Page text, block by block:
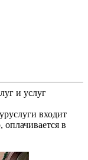
и услуг
входит
в